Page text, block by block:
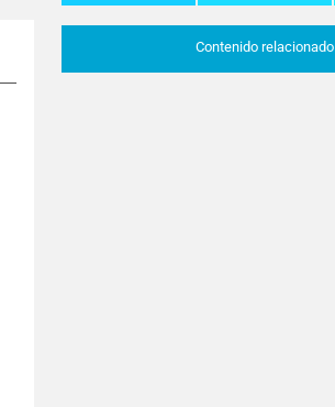
Contenido relacionado